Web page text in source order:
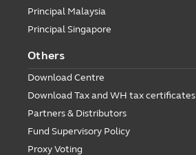
Principal Malaysia
Principal Singapore
Others
Download Centre
Download Tax and WH tax certificates
Partners & Distributors
Fund Supervisory Policy
Proxy Voting